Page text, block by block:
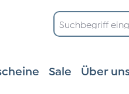
Sale Über